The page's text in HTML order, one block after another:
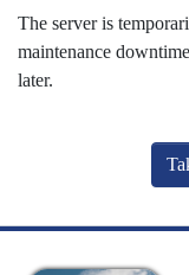
The server is
maintenance
later.